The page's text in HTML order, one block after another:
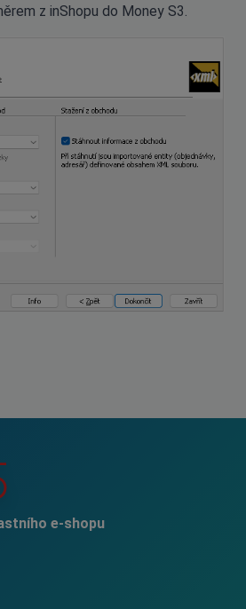
z inShopu do Money S3.
e-shopu